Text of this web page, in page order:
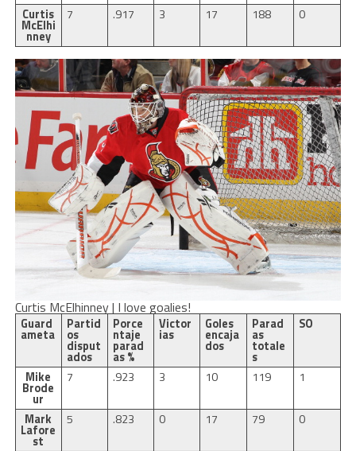
Curtis
McElhi
nney
7 .917 3 17 188 0
Curtis McElhinney | I love goalies!
Guard
ameta
Partid
os
disput
ados
Porce
ntaje
parad
as %
Victor
ias
Goles
encaja
dos
Parad
as
totale
s
SO
Mike
Brode
ur
7 .923 3 10 119 1
Mark
Lafore
st
5 .823 0 17 79 0